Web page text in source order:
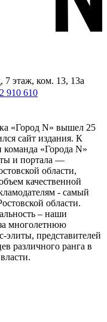
7 этаж, ком. 13, 13а
910 610
«Город N» вышел 25
сайт издания. К
«Города N»
и портала —
области,
качественной
- самый
области.
– наши
многолетнюю
элиты, представителей
различного ранга в